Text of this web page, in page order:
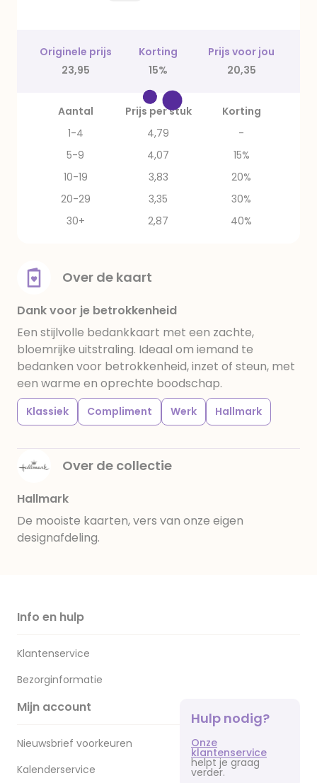
Originele prijs Korting
Prijs voor jou
23,95
15% 20,35
Aantal Prijs per stuk
Korting
1-4
4,79
-
5-9
4,07
15%
10-19
3,83
20%
20-29
3,35
30%
30+
2,87 40%
Over de kaart
Dank voor je betrokkenheid
Een stijlvolle bedankkaart met een zachte,
bloemrijke uitstraling. Ideaal om iemand te
bedanken voor betrokkenheid, inzet of steun, met
een warme en oprechte boodschap.
Klassiek Compliment Werk Hallmark
Over de collectie
Hallmark
De mooiste kaarten, vers van onze eigen
designafdeling.
Info en hulp
Klantenservice
Bezorginformatie
Mijn account
Nieuwsbrief voorkeuren
Kalenderservice
Hulp nodig?
Onze
klantenservice
helpt je graag
verder.